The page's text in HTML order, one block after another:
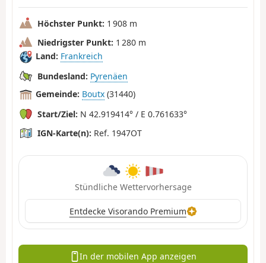
Höchster Punkt: 1 908 m
Niedrigster Punkt: 1 280 m
Land: Frankreich
Bundesland: Pyrenäen
Gemeinde: Boutx (31440)
Start/Ziel: N 42.919414° / E 0.761633°
IGN-Karte(n): Ref. 1947OT
Stündliche Wettervorhersage
Entdecke Visorando Premium
In der mobilen App anzeigen